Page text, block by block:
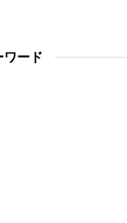
ード